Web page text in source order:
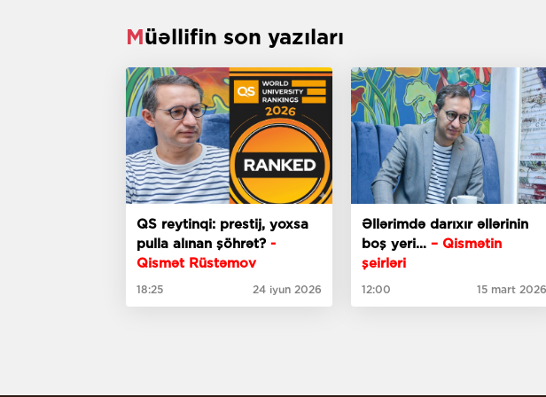
Müəllifin son yazıları
QS reytinqi: prestij, yoxsa
pulla alınan şöhrət? -
Qismət Rüstəmov
18:25 24 iyun 2026
Əllərimdə darıxır əllərinin
boş yeri… – Qismətin
şeirləri
12:00 15 mart 2026